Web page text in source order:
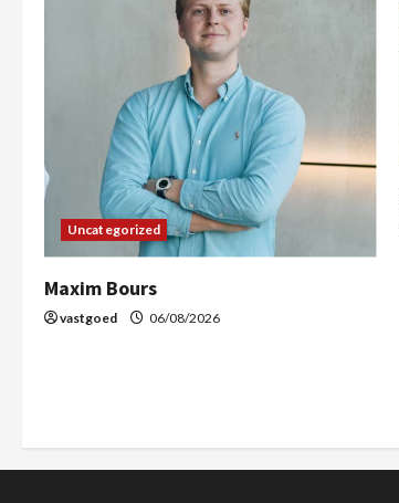
Uncategorized
Maxim Bours
vastgoed 06/08/2026